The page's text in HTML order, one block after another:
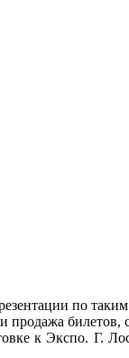
по таким
билетов,
к Экспо. Г.